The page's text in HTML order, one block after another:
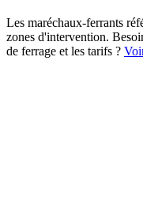
Les maréchaux-ferrants
zones d'intervention.
de ferrage et les tarifs ?